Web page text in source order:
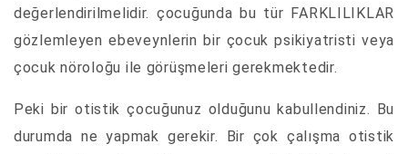
değerlendirilmelidir. çocuğunda bu tür FARKLILIKLAR
gözlemleyen ebeveynlerin bir çocuk psikiyatristi veya
çocuk nöroloğu ile görüşmeleri gerekmektedir.
Peki bir otistik çocuğunuz olduğunu kabullendiniz. Bu
durumda ne yapmak gerekir. Bir çok çalışma otistik